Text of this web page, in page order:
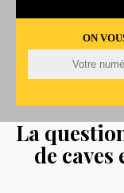
ON
La
de